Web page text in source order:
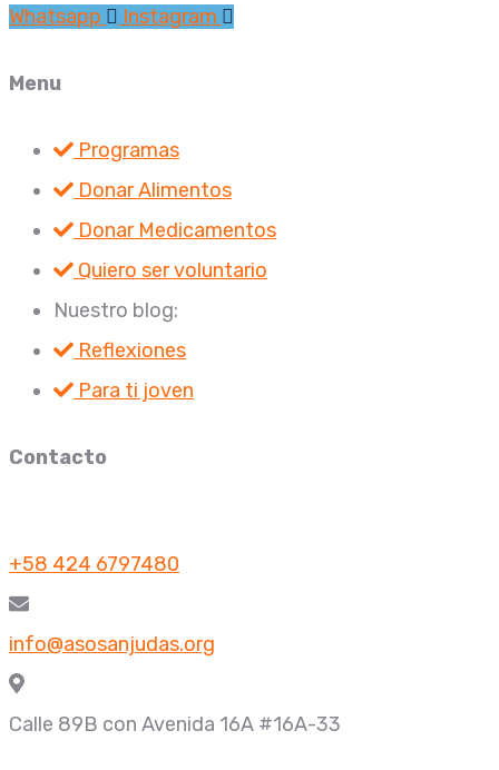
Whatsapp
Instagram
Menu
Programas
Donar Alimentos
Donar Medicamentos
Quiero ser voluntario
Nuestro blog:
Reflexiones
Para ti joven
Contacto
+58 424 6797480
info@asosanjudas.org
Calle 89B con Avenida 16A #16A-33